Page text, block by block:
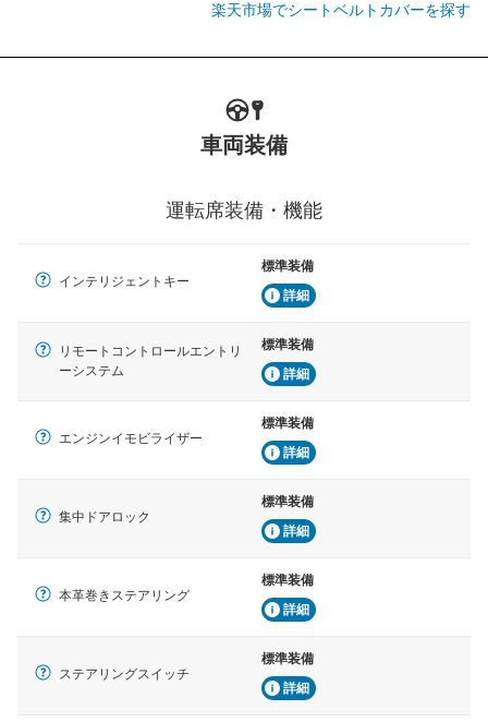
楽天市場でシートベルトカバーを探す
車両装備
運転席装備・機能
インテリジェントキー
標準装備
詳細
リモートコントロールエントリ
ーシステム
標準装備
詳細
エンジンイモビライザー
標準装備
詳細
集中ドアロック
標準装備
詳細
本革巻きステアリング
標準装備
詳細
ステアリングスイッチ
標準装備
詳細